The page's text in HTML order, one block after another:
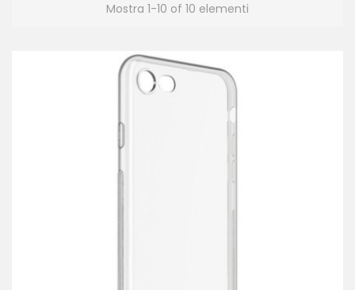
Mostra 1-10 of 10 elementi